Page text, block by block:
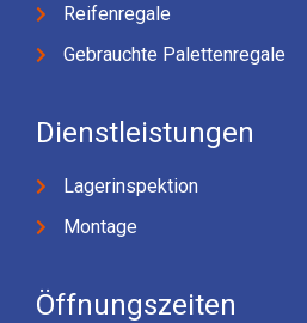
Reifenregale
Gebrauchte Palettenregale
Dienstleistungen
Lagerinspektion
Montage
Öffnungszeiten